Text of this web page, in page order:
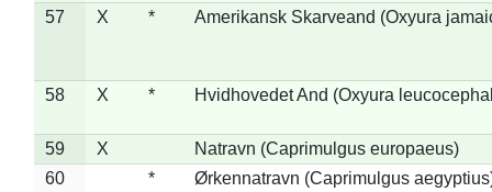
57
X * Amerikansk Skarveand (Oxyura
58 X * Hvidhovedet And (Oxyura
59 X
Natravn (Caprimulgus europaeus)
60
*
Ørkennatravn (Caprimulgus